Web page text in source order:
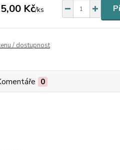
Kč/ks
/ dostupnost
0